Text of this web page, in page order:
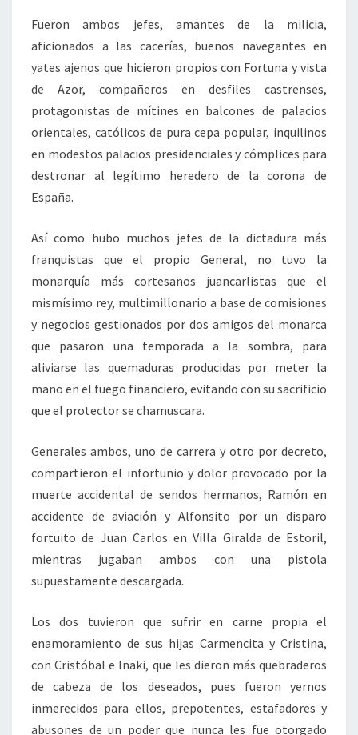
Fueron ambos jefes, amantes de la milicia,
aficionados a las cacerías, buenos navegantes en
yates ajenos que hicieron propios con Fortuna y vista
de Azor, compañeros en desfiles castrenses,
protagonistas de mítines en balcones de palacios
orientales, católicos de pura cepa popular, inquilinos
en modestos palacios presidenciales y cómplices para
destronar al legítimo heredero de la corona de
España.
Así como hubo muchos jefes de la dictadura más
franquistas que el propio General, no tuvo la
monarquía más cortesanos juancarlistas que el
mismísimo rey, multimillonario a base de comisiones
y negocios gestionados por dos amigos del monarca
que pasaron una temporada a la sombra, para
aliviarse las quemaduras producidas por meter la
mano en el fuego financiero, evitando con su sacrificio
que el protector se chamuscara.
Generales ambos, uno de carrera y otro por decreto,
compartieron el infortunio y dolor provocado por la
muerte accidental de sendos hermanos, Ramón en
accidente de aviación y Alfonsito por un disparo
fortuito de Juan Carlos en Villa Giralda de Estoril,
mientras jugaban ambos con una pistola
supuestamente descargada.
Los dos tuvieron que sufrir en carne propia el
enamoramiento de sus hijas Carmencita y Cristina,
con Cristóbal e Iñaki, que les dieron más quebraderos
de cabeza de los deseados, pues fueron yernos
inmerecidos para ellos, prepotentes, estafadores y
abusones de un poder que nunca les fue otorgado